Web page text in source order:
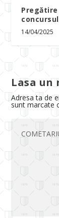
14/04/2025
Lasa un
Adresa ta de
sunt marcate